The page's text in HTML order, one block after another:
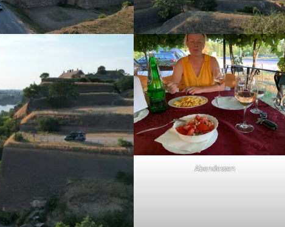
Abendessen